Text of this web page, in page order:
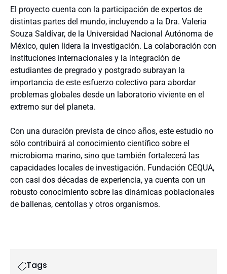
El proyecto cuenta con la participación de expertos de
distintas partes del mundo, incluyendo a la Dra. Valeria
Souza Saldívar, de la Universidad Nacional Autónoma de
México, quien lidera la investigación. La colaboración con
instituciones internacionales y la integración de
estudiantes de pregrado y postgrado subrayan la
importancia de este esfuerzo colectivo para abordar
problemas globales desde un laboratorio viviente en el
extremo sur del planeta.
Con una duración prevista de cinco años, este estudio no
sólo contribuirá al conocimiento científico sobre el
microbioma marino, sino que también fortalecerá las
capacidades locales de investigación. Fundación CEQUA,
con casi dos décadas de experiencia, ya cuenta con un
robusto conocimiento sobre las dinámicas poblacionales
de ballenas, centollas y otros organismos.
Tags